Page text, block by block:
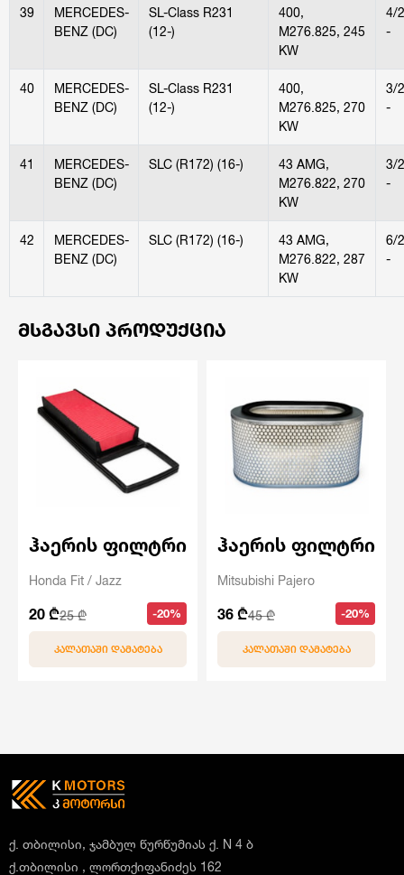
39
MERCEDES-
BENZ (DC)
SL-Class R231
(12-)
400,
M276.825, 245
KW
4/
-
40
MERCEDES-
BENZ (DC)
SL-Class R231
(12-)
400,
M276.825, 270
KW
3/
-
41
MERCEDES-
BENZ (DC)
SLC (R172) (16-)
43 AMG,
M276.822, 270
KW
3/
-
42
MERCEDES-
BENZ (DC)
SLC (R172) (16-)
43 AMG,
M276.822, 287
KW
6/
-
ᲛᲡᲒᲐᲕᲡᲘ ᲞᲠᲝᲓᲣᲥᲪᲘᲐ
ჰაერის ფილტრი
Honda Fit / Jazz
20 ₾25 ₾ -20%
ᲙᲐᲚᲐᲗᲐᲨᲘ ᲓᲐᲛᲐᲢᲔᲑᲐ
ჰაერის ფილტრი
Mitsubishi Pajero
36 ₾45 ₾ -20%
ᲙᲐᲚᲐᲗᲐᲨᲘ ᲓᲐᲛᲐᲢᲔᲑᲐ
ქ. თბილისი, ჯამბულ წურწუმიას ქ. N 4 ბ
ქ.თბილისი , ლორთქიფანიძეს 162